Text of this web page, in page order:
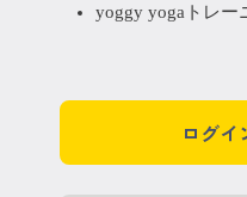
yoggy yogaトレー
ログイ